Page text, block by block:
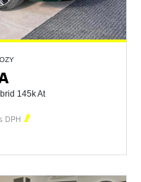
145k At
DPH 